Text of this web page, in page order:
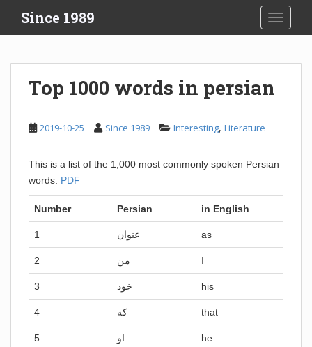
i
Since 1989
Top 1000 words in persian
2019-10-25 Since 1989 Interesting, Literature
This is a list of the 1,000 most commonly spoken Persian
words. PDF
Number Persian in English
1 عنوان as
2 من I
3 خود his
4 که that
5 او he